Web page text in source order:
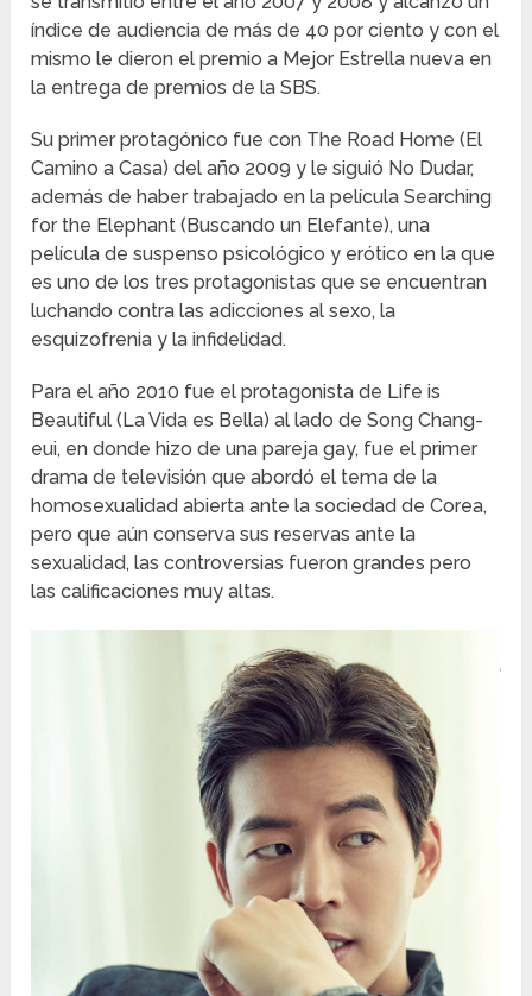
índice de audiencia de más de 40 por ciento y con el
mismo le dieron el premio a Mejor Estrella nueva en
la entrega de premios de la SBS.
Su primer protagónico fue con The Road Home (El
Camino a Casa) del año 2009 y le siguió No Dudar,
además de haber trabajado en la película Searching
for the Elephant (Buscando un Elefante), una
película de suspenso psicológico y erótico en la que
es uno de los tres protagonistas que se encuentran
luchando contra las adicciones al sexo, la
esquizofrenia y la infidelidad.
Para el año 2010 fue el protagonista de Life is
Beautiful (La Vida es Bella) al lado de Song Chang-
eui, en donde hizo de una pareja gay, fue el primer
drama de televisión que abordó el tema de la
homosexualidad abierta ante la sociedad de Corea,
pero que aún conserva sus reservas ante la
sexualidad, las controversias fueron grandes pero
las calificaciones muy altas.